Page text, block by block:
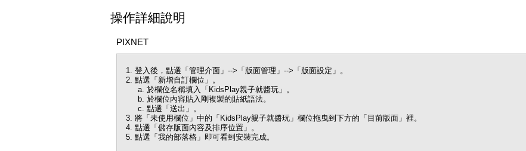
操作詳細說明
PIXNET
登入後，點選「管理介面」-->「版面管理」-->「版面設定」。
點選「新增自訂欄位」。
於欄位名稱填入「KidsPlay親子就醬玩」。
於欄位內容貼入剛複製的貼紙語法。
點選「送出」。
將「未使用欄位」中的「KidsPlay親子就醬玩」欄位拖曳到下方的「目前版面」裡。
點選「儲存版面內容及排序位置」。
點選「我的部落格」即可看到安裝完成。